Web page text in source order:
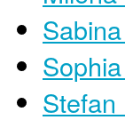
Stefan